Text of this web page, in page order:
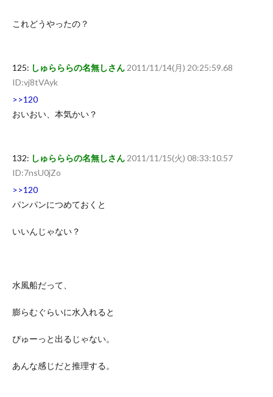
これどうやったの？
125: しゅらららの名無しさん 2011/11/14(月) 20:25:59.68
ID:vj8tVAyk
>>120
おいおい、本気かい？
132: しゅらららの名無しさん 2011/11/15(火) 08:33:10.57
ID:7nsU0jZo
>>120
パンパンにつめておくと
いいんじゃない？
水風船だって、
膨らむぐらいに水入れると
ぴゅーっと出るじゃない。
あんな感じだと推理する。